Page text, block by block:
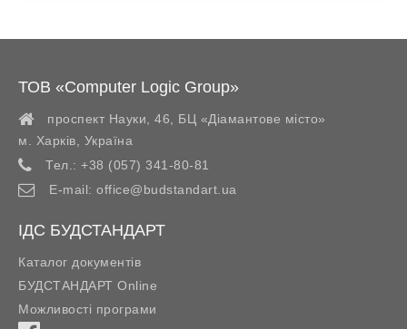
ТОВ «Computer Logic Group»
проспект Науки, 46, БЦ «Діамантове місто»
м. Харків
Україна
Тел.: +38 (057) 341-80-81
E-mail: office@budstandart.ua
ІДС БУДСТАНДАРТ
Каталог документів
БУДСТАНДАРТ Online
Можливості програми